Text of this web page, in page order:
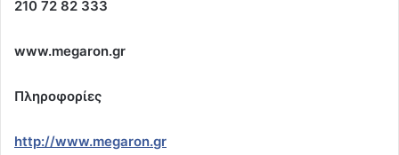
210 72 82 333
www.megaron.gr
Πληροφορίες
http://www.megaron.gr